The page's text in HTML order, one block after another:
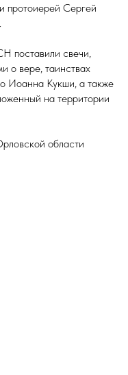
протоиерей Сергей
поставили свечи,
о вере, таинствах
Иоанна Кукши, а также
на территории
области